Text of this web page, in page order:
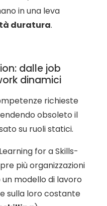
in una leva
duratura.
dalle job
dinamici
richieste
obsoleto il
su ruoli statici.
for a Skills-
più organizzazioni
modello di lavoro
sulla loro costante